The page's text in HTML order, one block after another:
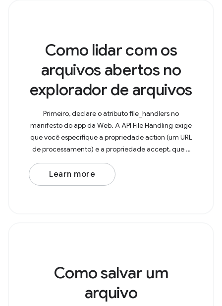
Como lidar com os
arquivos abertos no
explorador de arquivos
Primeiro, declare o atributo file_handlers no
manifesto do app da Web. A API File Handling exige
que você especifique a propriedade action (um URL
de processamento) e a propriedade accept, que é
um objeto com tipos MIME como chaves e matrizes
das
Learn more
Como salvar um
arquivo